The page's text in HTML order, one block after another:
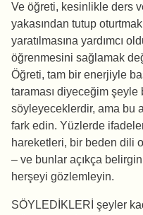
Ve öğreti, kesinlikle ders
yakasından tutup
yaratılmasına yardımcı
öğrenmesini sağlamak
Öğreti, tam bir enerjiyle
taraması diyeceğim
söyleyeceklerdir, ama bu
fark edin. Yüzlerde
hareketleri, bir beden dili
– ve bunlar açıkça
herşeyi gözlemleyin.
SÖYLEDİKLERİ şeyler